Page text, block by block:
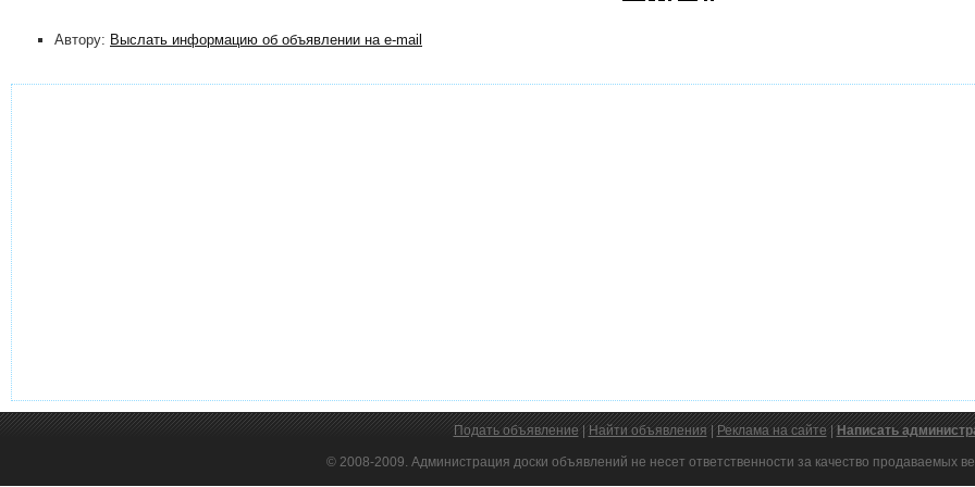
Автору: Выслать информацию об объявлении на e-mail
Подать объявление Найти объявления Реклама на сайте Написать
© 2008-2009. Администрация доски объявлений не несет ответственности за качество продаваемых